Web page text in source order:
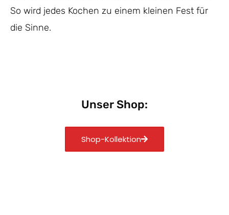
So wird jedes Kochen zu einem kleinen Fest für
die Sinne.
Unser Shop:
Shop-Kollektion